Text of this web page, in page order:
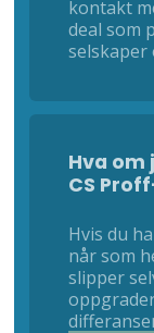
kontakt
deal som
selskaper
Hva om
CS
Hvis du
når som
slipper